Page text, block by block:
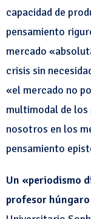
capacidad de
pensamiento
mercado
crisis sin
«el mercado no
multimodal de
nosotros en los
pensamiento
Un «periodismo
profesor